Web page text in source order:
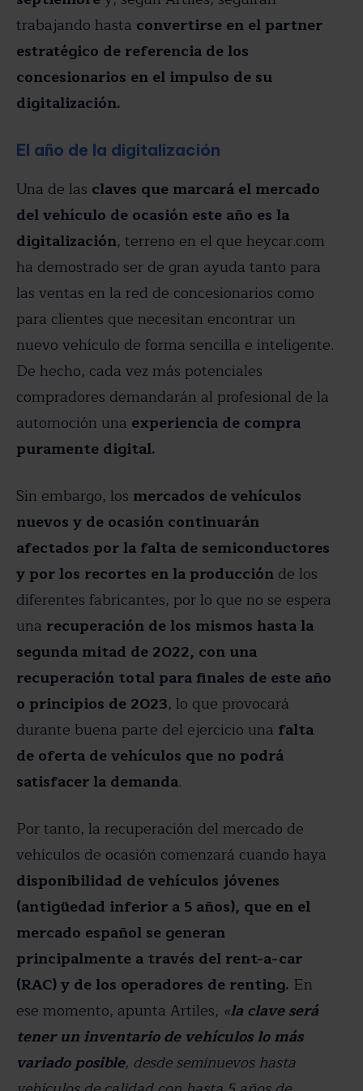
trabajando hasta convertirse en el partner
estratégico de referencia de los
concesionarios en el impulso de su
digitalización.
El año de la digitalización
Una de las claves que marcará el mercado
del vehículo de ocasión este año es la
digitalización, terreno en el que heycar.com
ha demostrado ser de gran ayuda tanto para
las ventas en la red de concesionarios como
para clientes que necesitan encontrar un
nuevo vehículo de forma sencilla e inteligente.
De hecho, cada vez más potenciales
compradores demandarán al profesional de la
automoción una experiencia de compra
puramente digital.
Sin embargo, los mercados de vehículos
nuevos y de ocasión continuarán
afectados por la falta de semiconductores
y por los recortes en la producción de los
diferentes fabricantes, por lo que no se espera
una recuperación de los mismos hasta la
segunda mitad de 2022, con una
recuperación total para finales de este año
o principios de 2023, lo que provocará
durante buena parte del ejercicio una falta
de oferta de vehículos que no podrá
satisfacer la demanda.
Por tanto, la recuperación del mercado de
vehículos de ocasión comenzará cuando haya
disponibilidad de vehículos jóvenes
(antigüedad inferior a 5 años), que en el
mercado español se generan
principalmente a través del rent-a-car
(RAC) y de los operadores de renting. En
ese momento, apunta Artiles, «la clave será
tener un inventario de vehículos lo más
variado posible, desde seminuevos hasta